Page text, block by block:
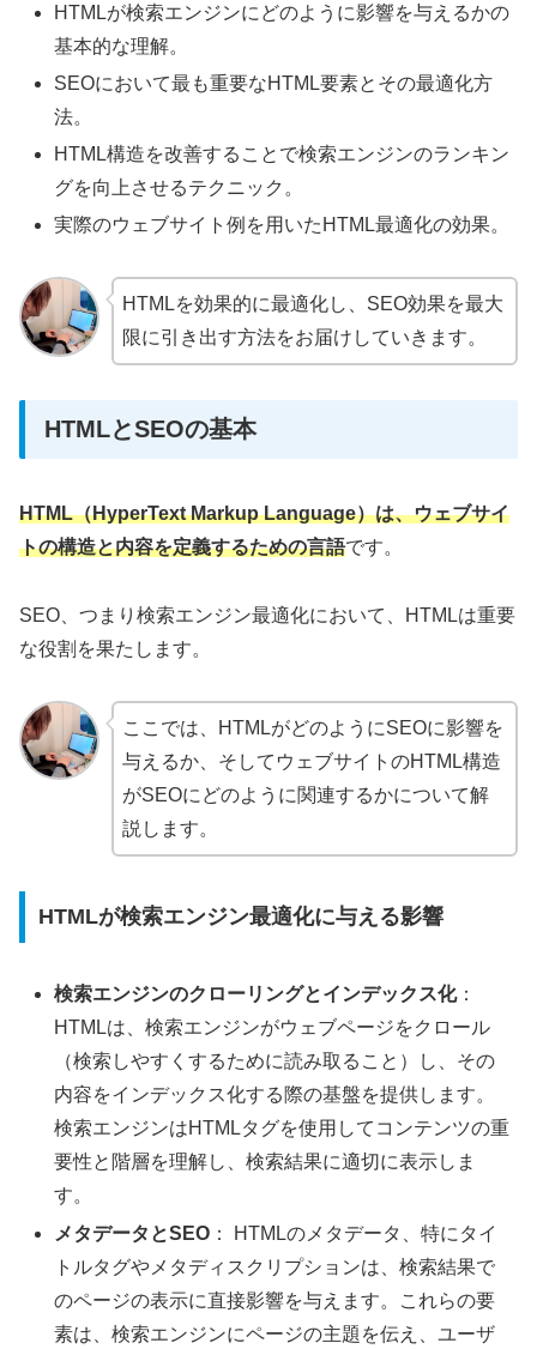
HTMLが検索エンジンにどのように影響を与えるかの
基本的な理解。
SEOにおいて最も重要なHTML要素とその最適化方
法。
HTML構造を改善することで検索エンジンのランキン
グを向上させるテクニック。
実際のウェブサイト例を用いたHTML最適化の効果。
HTMLを効果的に最適化し、SEO効果を最大
限に引き出す方法をお届けしていきます。
HTMLとSEOの基本
HTML（HyperText Markup Language）は、ウェブサイ
トの構造と内容を定義するための言語です。
SEO、つまり検索エンジン最適化において、HTMLは重要
な役割を果たします。
ここでは、HTMLがどのようにSEOに影響を
与えるか、そしてウェブサイトのHTML構造
がSEOにどのように関連するかについて解
説します。
HTMLが検索エンジン最適化に与える影響
検索エンジンのクローリングとインデックス化：
HTMLは、検索エンジンがウェブページをクロール
（検索しやすくするために読み取ること）し、その
内容をインデックス化する際の基盤を提供します。
検索エンジンはHTMLタグを使用してコンテンツの重
要性と階層を理解し、検索結果に適切に表示しま
す。
メタデータとSEO ： HTMLのメタデータ、特にタイ
トルタグやメタディスクリプションは、検索結果で
のページの表示に直接影響を与えます。これらの要
素は、検索エンジンにページの主題を伝え、ユーザ